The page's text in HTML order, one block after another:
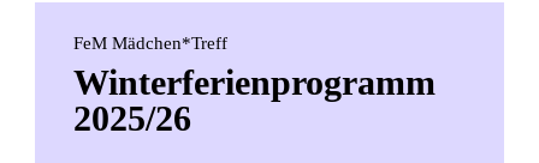
FeM Mädchen*Treff
Winterferienprogramm
2025/26